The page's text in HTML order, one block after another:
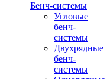
Бенч-системы
Угловые
бенч-
системы
Двухрядные
бенч-
системы